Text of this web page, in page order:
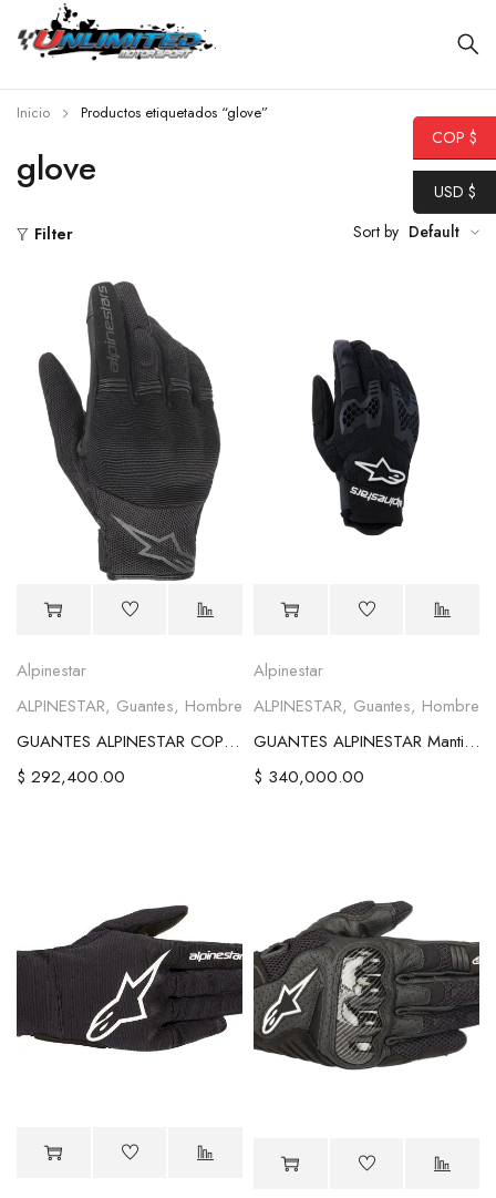
glove
Inicio Productos etiquetados “glove”
Filter Sort by Default
Alpinestar
ALPINESTAR, Guantes, Hombre
GUANTES ALPINESTAR COPPER
$ 292,400.00
Alpinestar
ALPINESTAR, Guantes, Hombre
GUANTES ALPINESTAR Manti Air
$ 340,000.00
COP $
USD $